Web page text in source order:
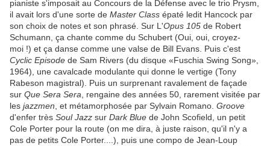
pianiste s'imposait au Concours de la Défense avec le trio Prysm,
il avait lors d'une sorte de Master Class épaté ledit Hancock par
son choix de notes et son phrasé. Sur L'Opus 105 de Robert
Schumann, ça chante comme du Schubert (Oui, oui, croyez-
moi !) et ça danse comme une valse de Bill Evans. Puis c'est
Cyclic Episode de Sam Rivers (du disque «Fuschia Swing Song»,
1964), une cavalcade modulante qui donne le vertige (Tony
Rabeson magistral). Puis un surprenant ravalement de façade
sur Que Sera Sera , rengaine des années 50, rarement visitée par
les jazzmen , et métamorphosée par Sylvain Romano. Groove
d'enfer très Soul Jazz sur Dark Blue de John Scofield, un petit
Cole Porter pour la route (on me dira, à juste raison, qu'il n'y a
pas de petits Cole Porter....), puis une compo de Jean-Loup